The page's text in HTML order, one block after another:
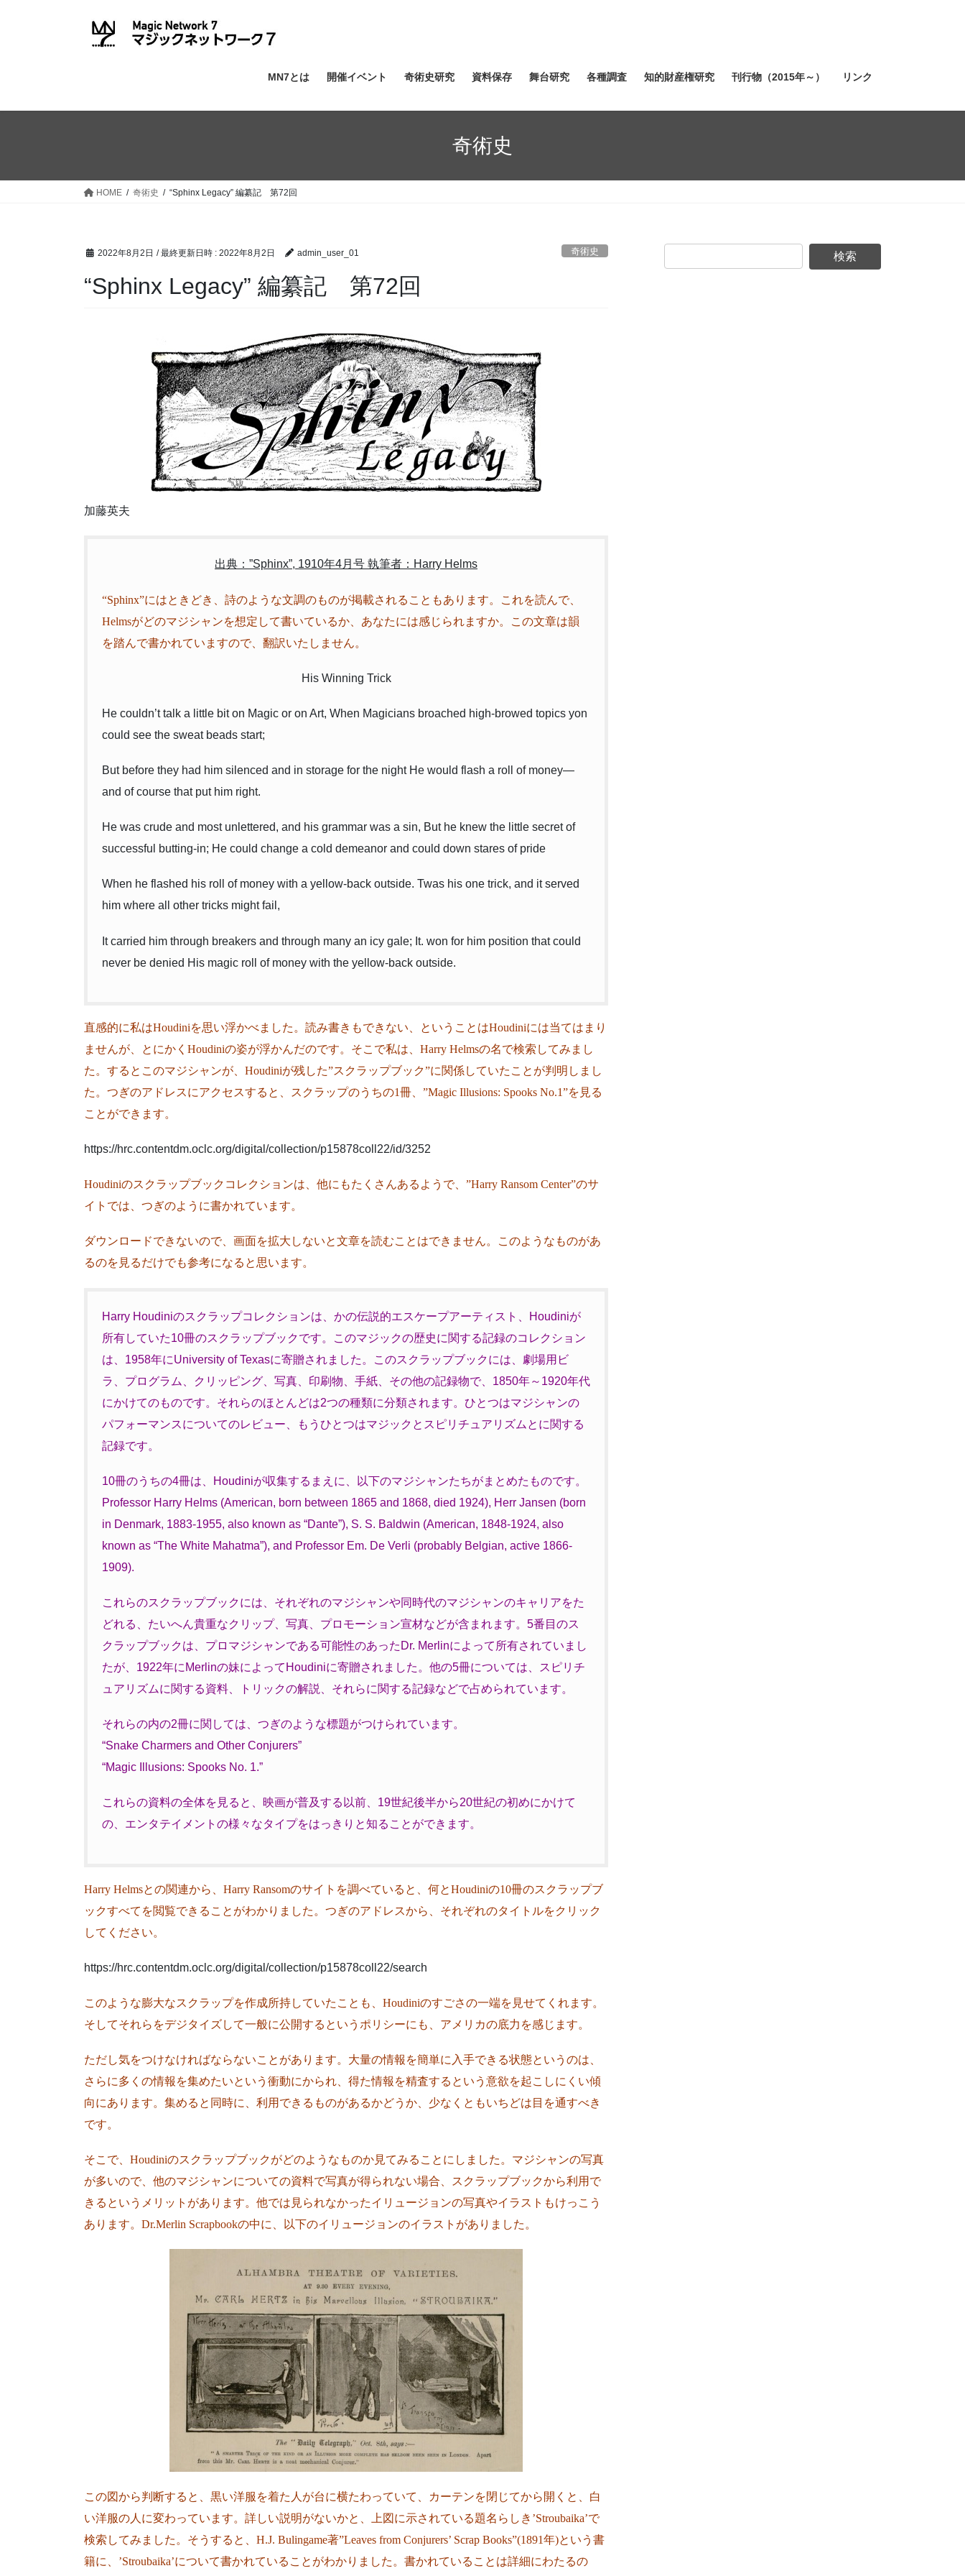
ス
ン
MN7とは 開催イベント 奇術史研究 資料保存 舞台研究 各種調査 知的財産権研究 刊行物（2015年～） リンク
奇術史
HOME 奇術史 “Sphinx Legacy” 編纂記 第72回
2022年8月2日 / 最終更新日時 : 2022年8月2日 admin_user_01 奇術史
“Sphinx Legacy” 編纂記 第72回
加藤英夫
出典：”Sphinx”, 1910年4月号 執筆者：Harry Helms
“Sphinx”にはときどき、詩のような文調のものが掲載されることもあります。これを読んで、
Helmsがどのマジシャンを想定して書いているか、あなたには感じられますか。この文章は韻
を踏んで書かれていますので、翻訳いたしません。
His Winning Trick
He couldn’t talk a little bit on Magic or on Art, When Magicians broached high-browed topics yon
could see the sweat beads start;
But before they had him silenced and in storage for the night He would flash a roll of money—
and of course that put him right.
He was crude and most unlettered, and his grammar was a sin, But he knew the little secret of
successful butting-in; He could change a cold demeanor and could down stares of pride
When he flashed his roll of money with a yellow-back outside. Twas his one trick, and it served
him where all other tricks might fail,
It carried him through breakers and through many an icy gale; It. won for him position that could
never be denied His magic roll of money with the yellow-back outside.
直感的に私はHoudiniを思い浮かべました。読み書きもできない、ということはHoudiniには当てはまり
ませんが、とにかくHoudiniの姿が浮かんだのです。そこで私は、Harry Helmsの名で検索してみまし
た。するとこのマジシャンが、Houdiniが残した”スクラップブック”に関係していたことが判明しまし
た。つぎのアドレスにアクセスすると、スクラップのうちの1冊、”Magic Illusions: Spooks No.1”を見る
ことができます。
https://hrc.contentdm.oclc.org/digital/collection/p15878coll22/id/3252
Houdiniのスクラップブックコレクションは、他にもたくさんあるようで、”Harry Ransom Center”のサ
イトでは、つぎのように書かれています。
ダウンロードできないので、画面を拡大しないと文章を読むことはできません。このようなものがあ
るのを見るだけでも参考になると思います。
Harry Houdiniのスクラップコレクションは、かの伝説的エスケープアーティスト、Houdiniが
所有していた10冊のスクラップブックです。このマジックの歴史に関する記録のコレクション
は、1958年にUniversity of Texasに寄贈されました。このスクラップブックには、劇場用ビ
ラ、プログラム、クリッピング、写真、印刷物、手紙、その他の記録物で、1850年～1920年代
にかけてのものです。それらのほとんどは2つの種類に分類されます。ひとつはマジシャンの
パフォーマンスについてのレビュー、もうひとつはマジックとスピリチュアリズムとに関する
記録です。
10冊のうちの4冊は、Houdiniが収集するまえに、以下のマジシャンたちがまとめたものです。
Professor Harry Helms (American, born between 1865 and 1868, died 1924), Herr Jansen (born
in Denmark, 1883-1955, also known as “Dante”), S. S. Baldwin (American, 1848-1924, also
known as “The White Mahatma”), and Professor Em. De Verli (probably Belgian, active 1866-
1909).
これらのスクラップブックには、それぞれのマジシャンや同時代のマジシャンのキャリアをた
どれる、たいへん貴重なクリップ、写真、プロモーション宣材などが含まれます。5番目のス
クラップブックは、プロマジシャンである可能性のあったDr. Merlinによって所有されていまし
たが、1922年にMerlinの妹によってHoudiniに寄贈されました。他の5冊については、スピリチ
ュアリズムに関する資料、トリックの解説、それらに関する記録などで占められています。
それらの内の2冊に関しては、つぎのような標題がつけられています。
“Snake Charmers and Other Conjurers”
“Magic Illusions: Spooks No. 1.”
これらの資料の全体を見ると、映画が普及する以前、19世紀後半から20世紀の初めにかけて
の、エンタテイメントの様々なタイプをはっきりと知ることができます。
Harry Helmsとの関連から、Harry Ransomのサイトを調べていると、何とHoudiniの10冊のスクラップブ
ックすべてを閲覧できることがわかりました。つぎのアドレスから、それぞれのタイトルをクリック
してください。
https://hrc.contentdm.oclc.org/digital/collection/p15878coll22/search
このような膨大なスクラップを作成所持していたことも、Houdiniのすごさの一端を見せてくれます。
そしてそれらをデジタイズして一般に公開するというポリシーにも、アメリカの底力を感じます。
ただし気をつけなければならないことがあります。大量の情報を簡単に入手できる状態というのは、
さらに多くの情報を集めたいという衝動にかられ、得た情報を精査するという意欲を起こしにくい傾
向にあります。集めると同時に、利用できるものがあるかどうか、少なくともいちどは目を通すべき
です。
そこで、Houdiniのスクラップブックがどのようなものか見てみることにしました。マジシャンの写真
が多いので、他のマジシャンについての資料で写真が得られない場合、スクラップブックから利用で
きるというメリットがあります。他では見られなかったイリュージョンの写真やイラストもけっこう
あります。Dr.Merlin Scrapbookの中に、以下のイリュージョンのイラストがありました。
この図から判断すると、黒い洋服を着た人が台に横たわっていて、カーテンを閉じてから開くと、白
い洋服の人に変わっています。詳しい説明がないかと、上図に示されている題名らしき’Stroubaika’で
検索してみました。そうすると、H.J. Bulingame著”Leaves from Conjurers’ Scrap Books”(1891年)という書
籍に、’Stroubaika’について書かれていることがわかりました。書かれていることは詳細にわたるの